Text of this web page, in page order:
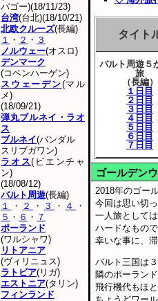
タイト
バルト周遊５
旅
（長編）
１日目
２日目
３日目
４日目
５日目
６日目
７日目
ゴールデン
2018年のゴー
今回は思い切
一人旅として
ハードなもの
幸いな事に、
バルト三国は
隣のポーラン
飛行機代もほ
パゴー)(18/11/23)
台湾(台北)(18/10/21)
北欧クルーズ(長編)
１ ・ ２ ・ ３
ノルウェー(オスロ)
デンマーク
(コペンハーゲン)
スウェーデン(マル
メ)
(18/09/21)
弾丸ブルネイ・ラオ
ス
ブルネイ(バンダル
スリブガワン)
ラオス(ビエンチャ
ン)
(18/08/12)
バルト周遊(長編)
１
・ ２ ・ ３ ・ ４
・
５ ・ ６ ・ ７
ポーランド
(ワルシャワ)
リトアニア
(ヴィリニュス)
ラトビア(リガ)
エストニア(タリン)
フィンランド